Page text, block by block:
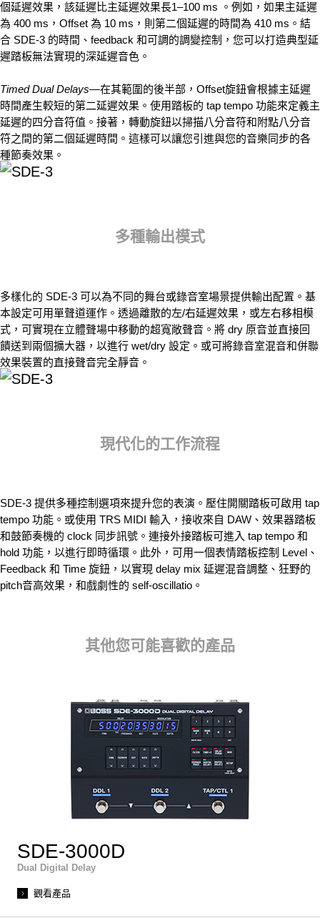
個延遲效果，該延遲比主延遲效果長1–100 ms 。例如，如果主延遲
為 400 ms，Offset 為 10 ms，則第二個延遲的時間為 410 ms。結
合 SDE-3 的時間、feedback 和可調的調變控制，您可以打造典型延
遲踏板無法實現的深延遲音色。
Timed Dual Delays—在其範圍的後半部，Offset旋鈕會根據主延遲
時間產生較短的第二延遲效果。使用踏板的 tap tempo 功能來定義主
延遲的四分音符值。接著，轉動旋鈕以掃描八分音符和附點八分音
符之間的第二個延遲時間。這樣可以讓您引進與您的音樂同步的各
種節奏效果。
多種輸出模式
多樣化的 SDE-3 可以為不同的舞台或錄音室場景提供輸出配置。基
本設定可用單聲道運作。透過離散的左/右延遲效果，或左右移相模
式，可實現在立體聲場中移動的超寬敞聲音。將 dry 原音並直接回
饋送到兩個擴大器，以進行 wet/dry 設定。或可將錄音室混音和併聯
效果裝置的直接聲音完全靜音。
現代化的工作流程
SDE-3 提供多種控制選項來提升您的表演。壓住開關踏板可啟用 tap
tempo 功能。或使用 TRS MIDI 輸入，接收來自 DAW、效果器踏板
和鼓節奏機的 clock 同步訊號。連接外接踏板可進入 tap tempo 和
hold 功能，以進行即時循環。此外，可用一個表情踏板控制 Level、
Feedback 和 Time 旋鈕，以實現 delay mix 延遲混音調整、狂野的
pitch音高效果，和戲劇性的 self-oscillatio。
其他您可能喜歡的產品
SDE-3000D
Dual Digital Delay
觀看產品